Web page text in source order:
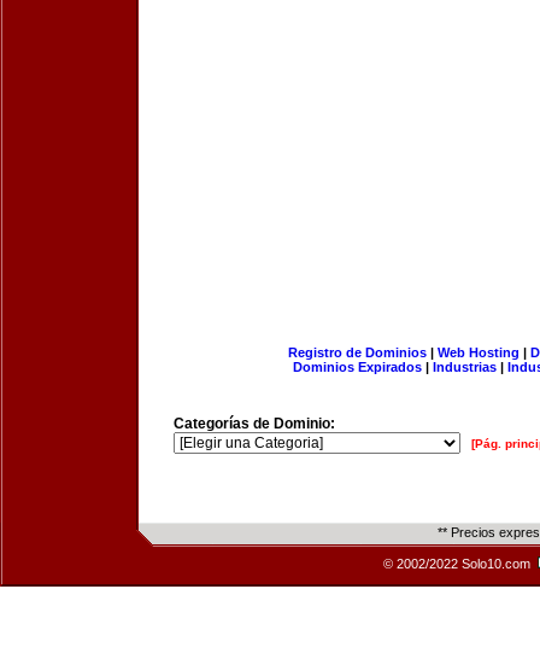
Registro de Dominios| Web Hosting |
Dominios Expirados | Industrias |
Categorías de Dominio:
[Pág.
** Precios
© 2002/2022 Solo10.com